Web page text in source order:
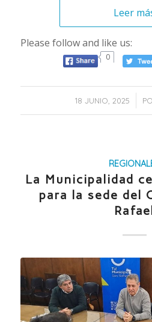
Leer
Please follow and like us:
0
18 JUNIO, 2025
/
La Municipalidad
para la sede del
Rafael